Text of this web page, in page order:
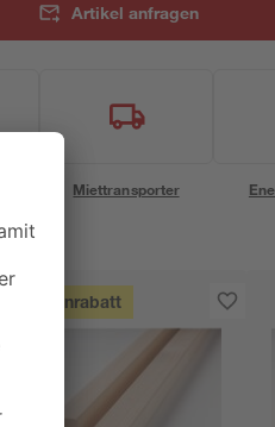
Artikel anfragen
Miettransporter
Mengenrabatt